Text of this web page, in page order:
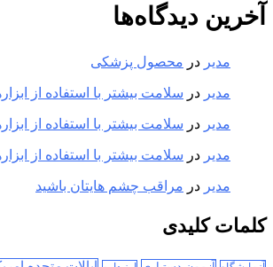
آخرین دیدگاه‌ها
مدیر در محصول پزشکی
مدیر در سلامت بیشتر با استفاده از
مدیر در سلامت بیشتر با استفاده از
مدیر در سلامت بیشتر با استفاده از
مدیر در مراقب چشم هایتان باشید
کلمات کلیدی